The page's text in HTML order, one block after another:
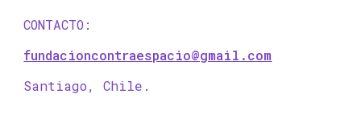
CONTACTO:
fundacioncontraespacio@gmail.com
Santiago, Chile.